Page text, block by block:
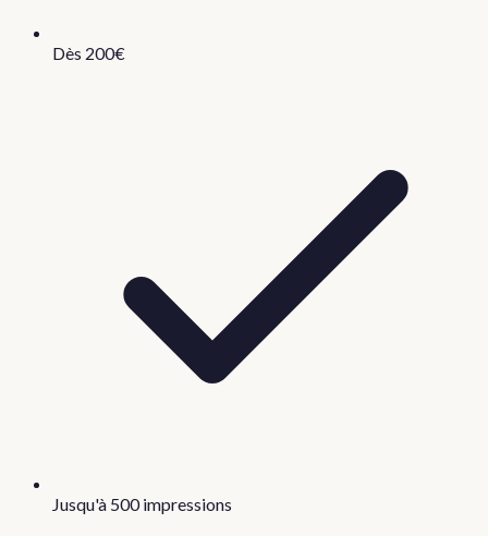
Dès 200€
Jusqu'à 500 impressions